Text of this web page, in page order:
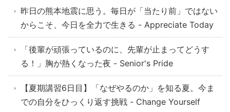
昨日の熊本地震に思う。毎日が「当たり前」ではない
からこそ、今日を全力で生きる - Appreciate Today
「後輩が頑張っているのに、先輩が止まってどうす
る！」胸が熱くなった夜 - Senior's Pride
【夏期講習6日目】「なぜやるのか」を知る夏。今ま
での自分をひっくり返す挑戦 - Change Yourself